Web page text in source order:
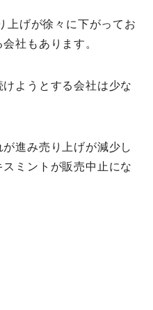
上げが徐々に下がってお
社もあります。
ようとする会社は少な
進み売り上げが減少し
ミントが販売中止にな